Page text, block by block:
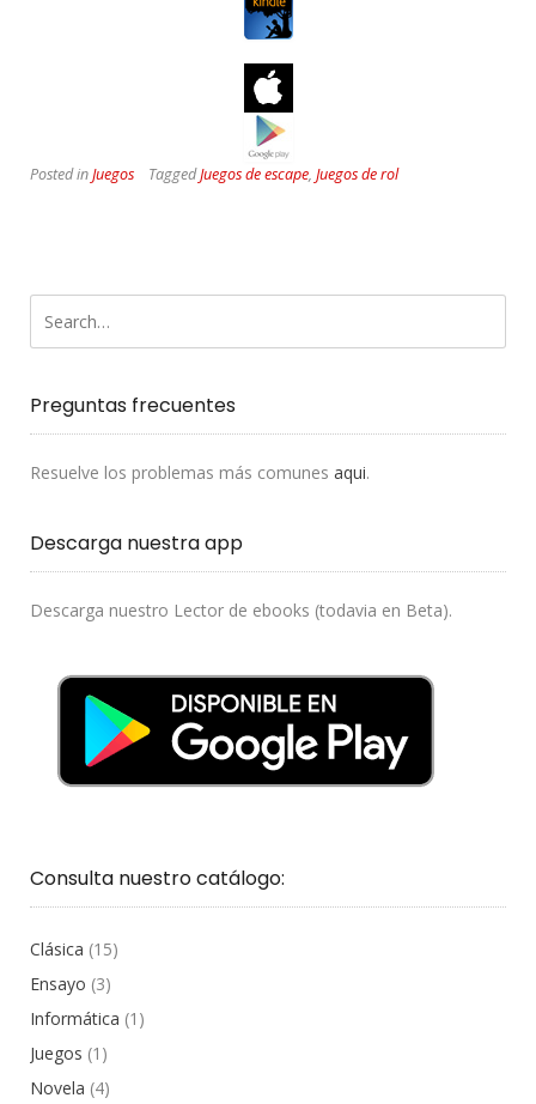
Posted inJuegos TaggedJuegos de escape, Juegos de rol
Preguntas frecuentes
Resuelve los problemas más comunes aqui.
Descarga nuestra app
Descarga nuestro Lector de ebooks (todavia en Beta).
Consulta nuestro catálogo:
Clásica (15)
Ensayo (3)
Informática (1)
Juegos (1)
Novela (4)